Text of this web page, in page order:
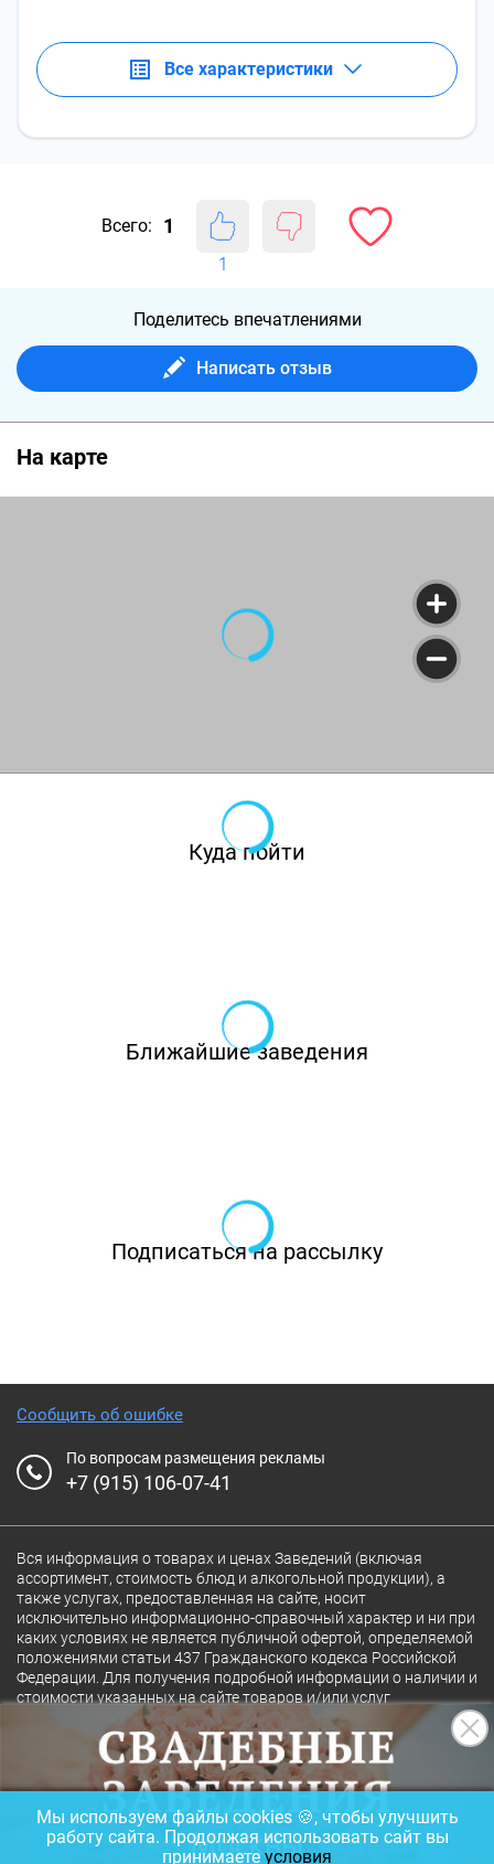
Все характеристики
Всего: 1
1
Поделитесь впечатлениями
Написать отзыв
На карте
Куда пойти
Ближайшие заведения
Подписаться на рассылку
Сообщить об ошибке
По вопросам размещения рекламы
+7 (915) 106-07-41
Вся информация о товарах и ценах Заведений (включая
ассортимент, стоимость блюд и алкогольной продукции), а
также услугах, предоставленная на сайте, носит
исключительно информационно-справочный характер и ни при
каких условиях не является публичной офертой, определяемой
положениями статьи 437 Гражданского кодекса Российской
Федерации. Для получения подробной информации о наличии и
стоимости указанных на сайте товаров и/или услуг
конкретного Заведения обращайтесь непосредственно в
Полная версия сайта 18+
© 2026 Ресторан.Ru
Мы используем файлы cookies 🍪, чтобы улучшить
работу сайта. Продолжая использовать сайт вы
принимаете условия